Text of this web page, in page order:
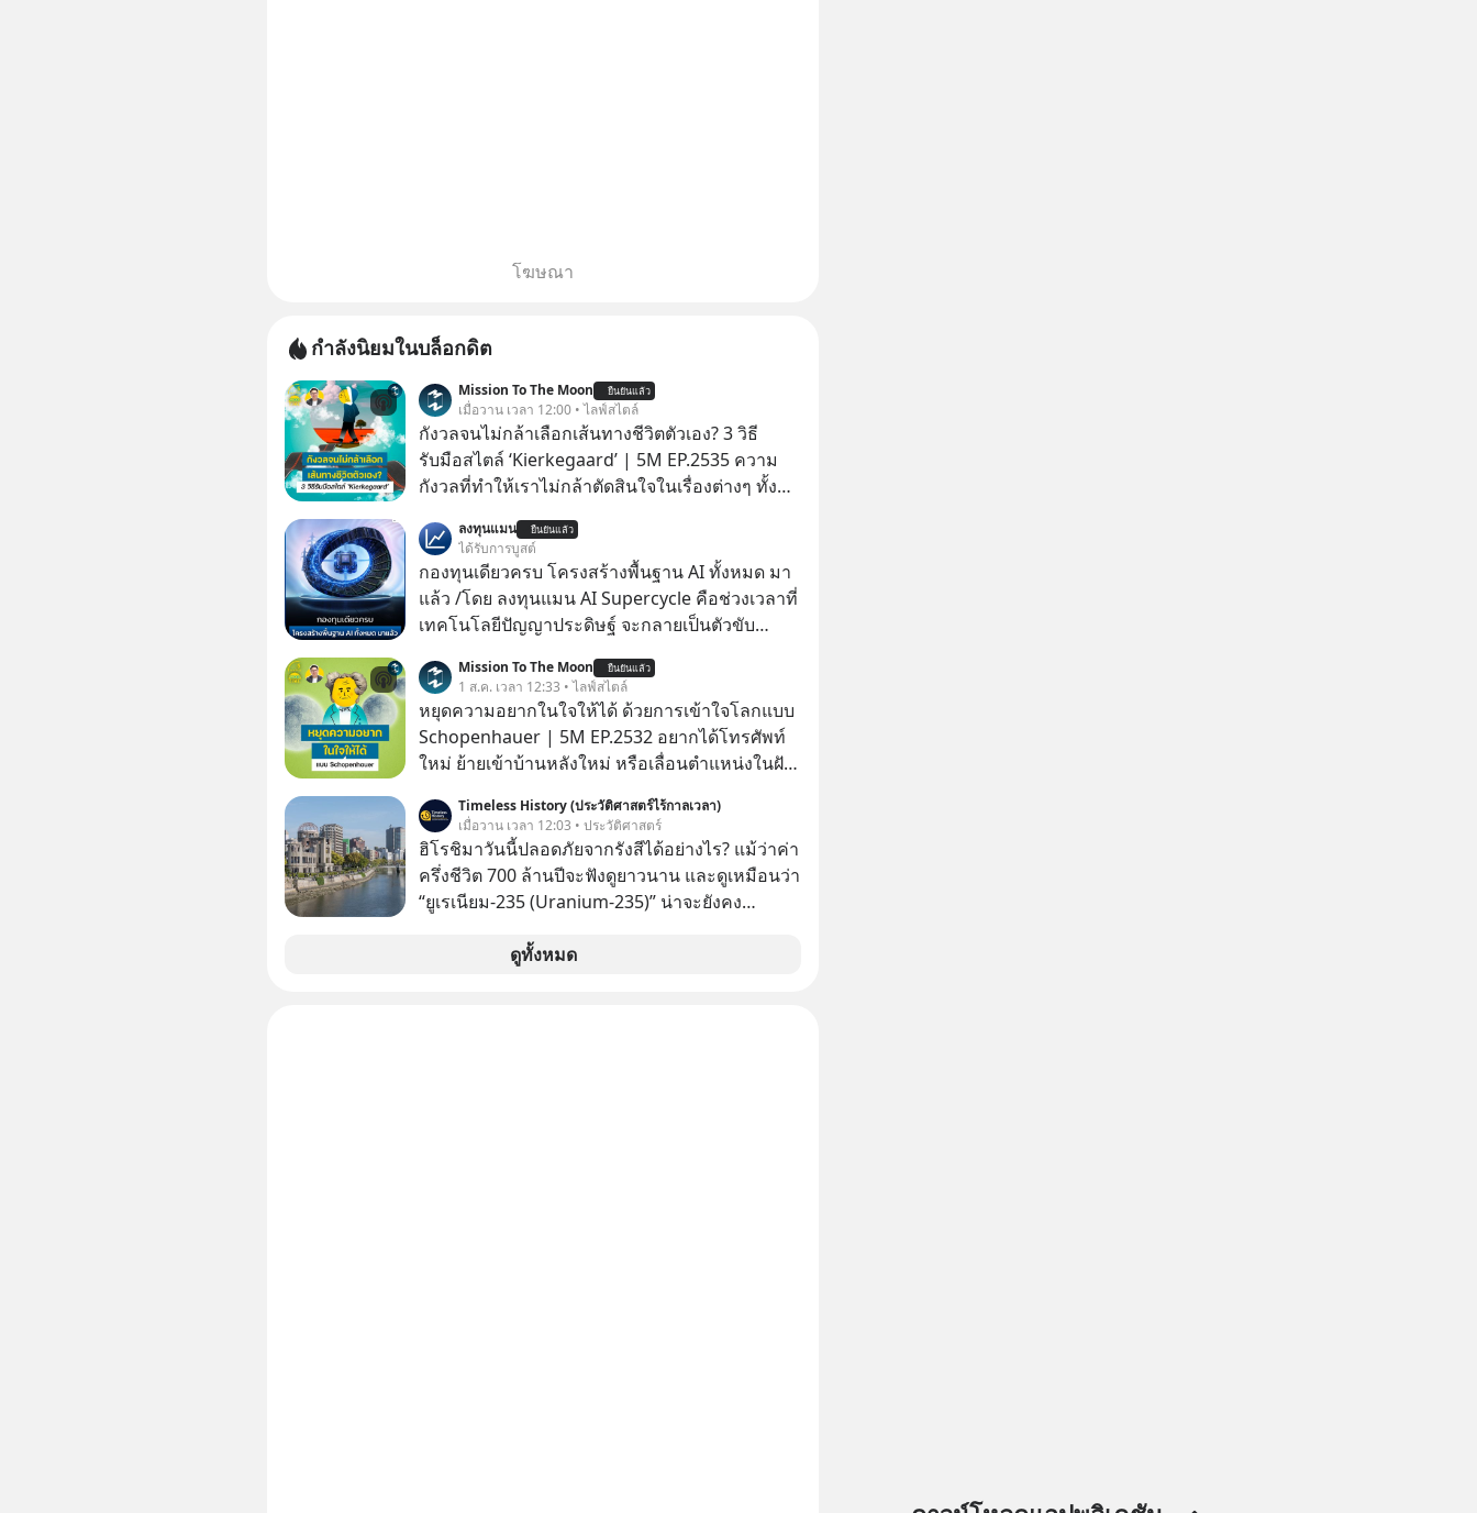
โฆษณา
กำลังนิยมในบล็อกดิต
Mission To The Moon ยืนยันแล้ว
เมื่อวาน เวลา 12:00 • ไลฟ์สไตล์
กังวลจนไม่กล้าเลือกเส้นทางชีวิตตัวเอง? 3 วิธี
รับมือสไตล์ ‘Kierkegaard’ | 5M EP.2535 ความ
กังวลที่ทำให้เราไม่กล้าตัดสินใจในเรื่องต่างๆ ทั้ง
เกิดจากการที่เรามี ‘อิสรภาพ’ และมีทางเลือก
มากมาย ซึ่งเมื่อเทียบกับสัตว์แล้วก็จะเห็นความแตก
ต่างได้ชัดว่าเรามี ‘อำนาจ’ ในการเลือกและตัดสิน
ใจมากแค่ไหน แต่อิสรภาพ อำนาจ หรือการได้มี
จะรับมือกับความกังวลนี้อย่างไร? ติดตามได้ในพอด
แคสต์ 5M EP. นี้ #goodtime #5minutespodcast
#missiontothemoonpodcast
ลงทุนแมน ยืนยันแล้ว
ได้รับการบูสต์
กองทุนเดียวครบ โครงสร้างพื้นฐาน AI ทั้งหมด มา
แล้ว /โดย ลงทุนแมน AI Supercycle คือช่วงเวลาที่
เทคโนโลยีปัญญาประดิษฐ์ จะกลายเป็นตัวขับ
ชีวิตของผู้คนอย่างยาวนานต่อจากนี้
Mission To The Moon ยืนยันแล้ว
1 ส.ค. เวลา 12:33 • ไลฟ์สไตล์
หยุดความอยากในใจให้ได้ ด้วยการเข้าใจโลกแบบ
Schopenhauer | 5M EP.2532 อยากได้โทรศัพท์
ใหม่ ย้ายเข้าบ้านหลังใหม่ หรือเลื่อนตำแหน่งในฝัน
ความสุขนั้นกลับอยู่กับเราได้ไม่นาน? นี่คือกลไกพื้น
ฐานของมนุษย์ที่ Arthur Schopenhauer นัก
ปรัชญาชาวเยอรมันเคยอธิบายไว้เมื่อ 200 กว่าปี
ก่อน แล้วเราจะหยุดวงจรความอยากในใจเพื่อ
ความสุขที่ยั่งยืนได้อย่างไร? ติดตามได้ในพอดแค
สต์ 5M EP. นี้ #goodtime #5minutespodcast
#missiontothemoonpodcast
Timeless History (ประวัติศาสตร์ไร้กาลเวลา)
เมื่อวาน เวลา 12:03 • ประวัติศาสตร์
ฮิโรชิมาวันนี้ปลอดภัยจากรังสีได้อย่างไร? แม้ว่าค่า
ครึ่งชีวิต 700 ล้านปีจะฟังดูยาวนาน และดูเหมือนว่า
“ยูเรเนียม-235 (Uranium-235)” น่าจะยังคง
หลักที่ทำให้ยูเรเนียมไม่ใช่ภัยคุกคามหลักหลังการ
ดูทั้งหมด